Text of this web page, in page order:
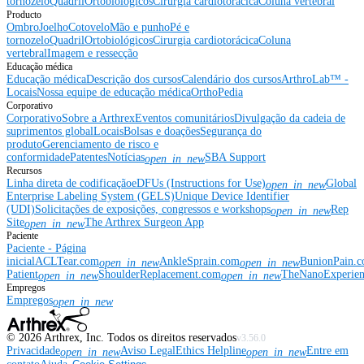
Producto
OmbroJoelhoCotoveloMão e punhoPé e
tornozeloQuadrilOrtobiológicosCirurgia cardiotorácicaColuna
vertebralImagem e ressecção
Educação médica
Educação médicaDescrição dos cursosCalendário dos cursosArthroLab™ -
LocaisNossa equipe de educação médicaOrthoPedia
Corporativo
CorporativoSobre a ArthrexEventos comunitáriosDivulgação da cadeia de
suprimentos globalLocaisBolsas e doaçõesSegurança do
produtoGerenciamento de risco e
conformidadePatentesNotíciasopen_in_newSBA Support
Recursos
Linha direta de codificaçãoeDFUs (Instructions for Use)open_in_newGlobal
Enterprise Labeling System (GELS)Unique Device Identifier
(UDI)Solicitações de exposições, congressos e workshopsopen_in_newRep
Siteopen_in_newThe Arthrex Surgeon App
Paciente
Paciente - Página
inicialACLTear.comopen_in_newAnkleSprain.comopen_in_new
Patientopen_in_newShoulderReplacement.comopen_in_new
Empregos
Empregosopen_in_new
© 2026 Arthrex, Inc. Todos os direitos reservadosv3.56.0
Privacidadeopen_in_newAviso LegalEthics Helplineopen_in_newEntre em